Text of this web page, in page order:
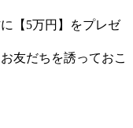
【5万円】をプレゼ
友だちを誘っておこ